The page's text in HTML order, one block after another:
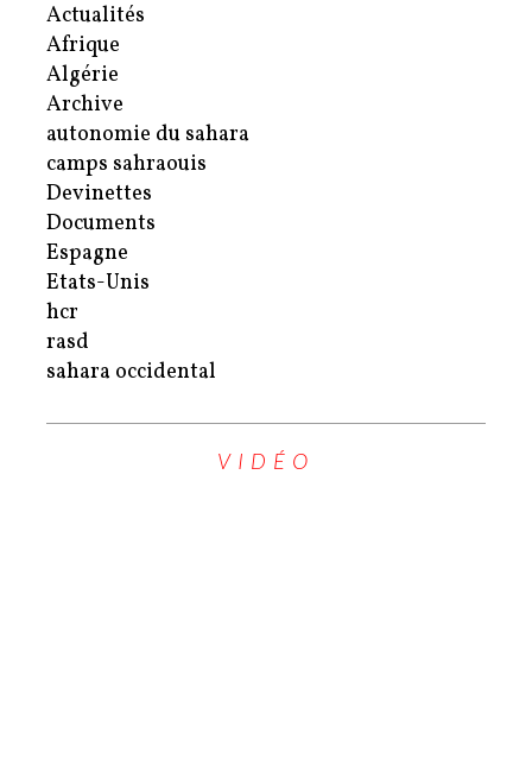
Actualités
Afrique
Algérie
Archive
autonomie du sahara
camps sahraouis
Devinettes
Documents
Espagne
Etats-Unis
hcr
rasd
sahara occidental
VIDÉO